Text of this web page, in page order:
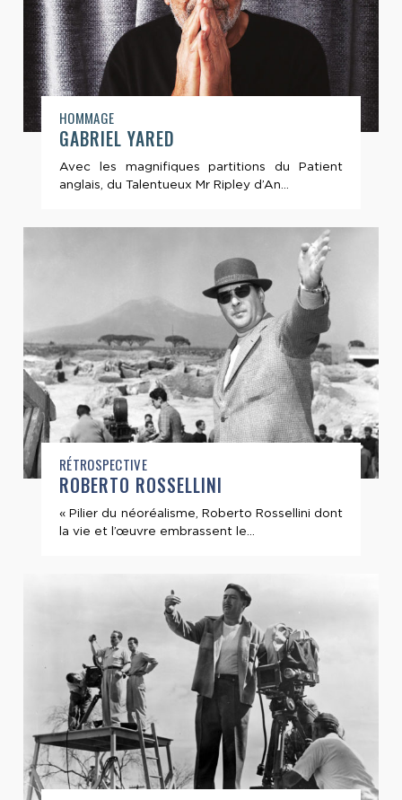
HOMMAGE
GABRIEL YARED
Avec les magnifiques partitions du Patient
anglais, du Talentueux Mr Ripley d’An...
RÉTROSPECTIVE
ROBERTO ROSSELLINI
« Pilier du néoréalisme, Roberto Rossellini dont
la vie et l’œuvre embrassent le...